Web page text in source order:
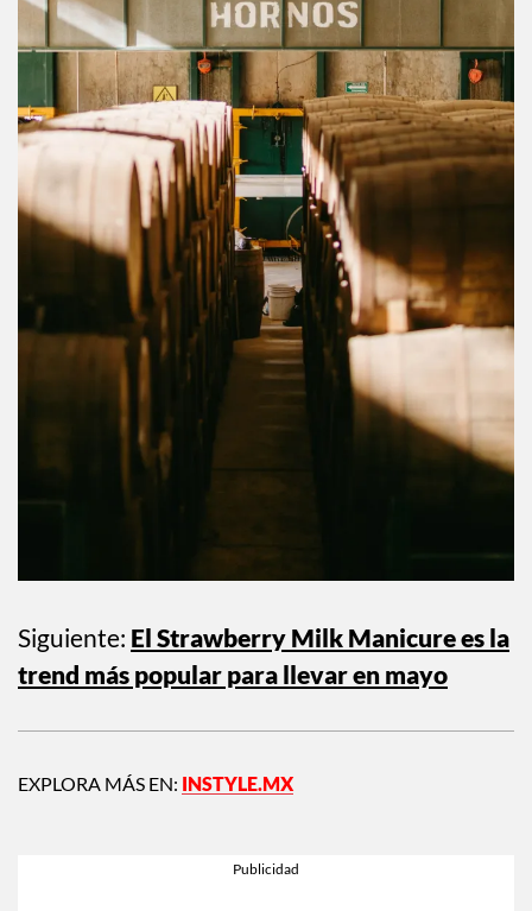
Siguiente: El Strawberry Milk Manicure es la
trend más popular para llevar en mayo
EXPLORA MÁS EN: INSTYLE.MX